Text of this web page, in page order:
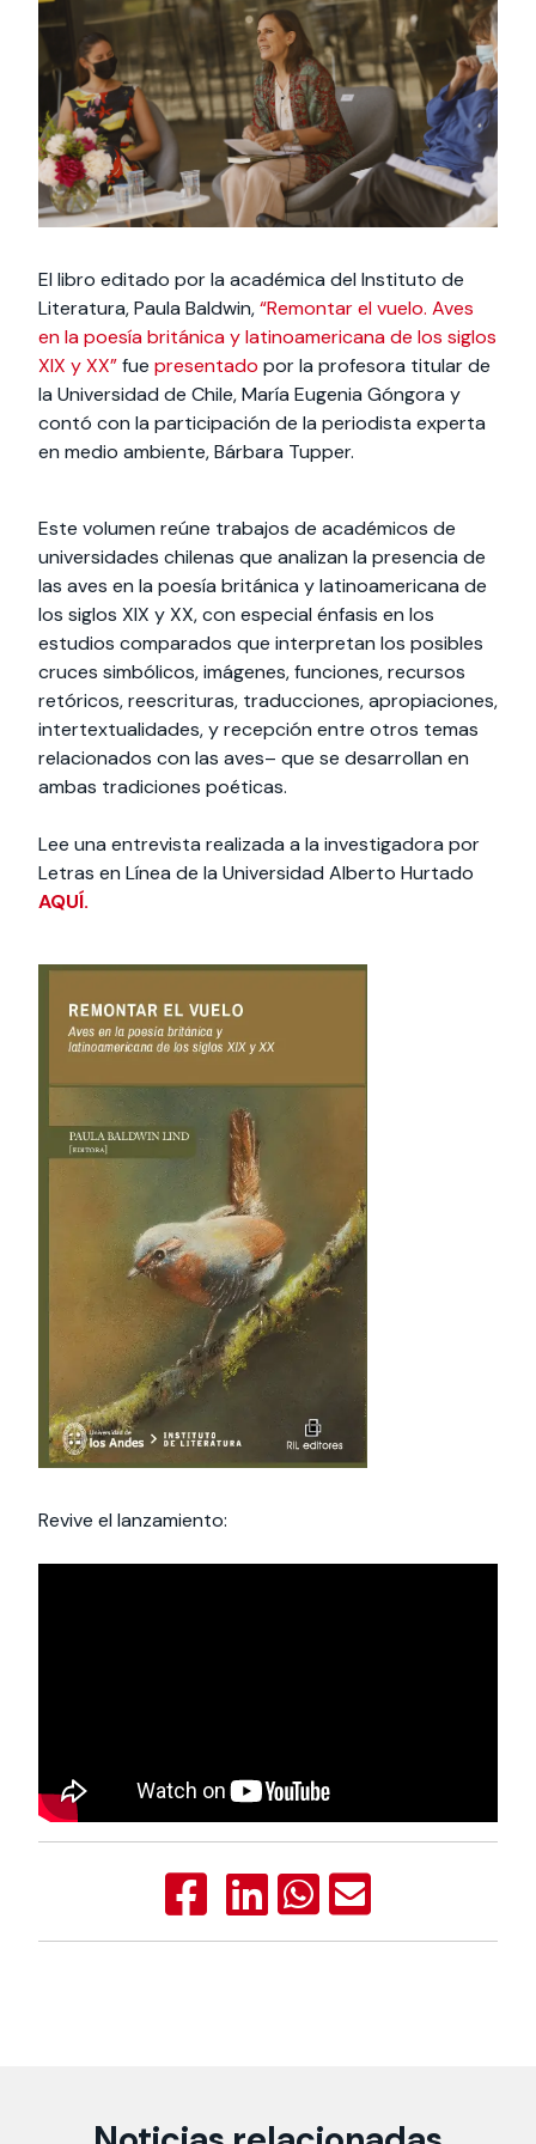
cursos
Especialidades y
estadías
Te puede
interesar:
International
students
Facultades
interesar:
2025
vinculación con la
sociedad
Extensión Cultural
Te puede interesar: Filantropía y Donaciones
intercambio
Servicios y apoyos
Te puede
interesar:
Explora el campus
Uandes
Noticias
estudiantiles
El libro editado por la académica del Instituto de
Literatura, Paula Baldwin,“Remontar el vuelo. Aves
en la poesía británica y latinoamericana de los siglos
XIX y XX”fue presentado por la profesora titular de
la Universidad de Chile, María Eugenia Góngora y
contó con la participación de la periodista experta
en medio ambiente, Bárbara Tupper.
Este volumen reúne trabajos de académicos de
universidades chilenas que analizan la presencia de
las aves en la poesía británica y latinoamericana de
los siglos XIX y XX, con especial énfasis en los
estudios comparados que interpretan los posibles
cruces simbólicos, imágenes, funciones, recursos
retóricos, reescrituras, traducciones, apropiaciones,
intertextualidades, y recepción entre otros temas
relacionados con las aves– que se desarrollan en
ambas tradiciones poéticas.
Lee una entrevista realizada a la investigadora por
Letras en Línea de la Universidad Alberto Hurtado
AQUÍ.
Revive el lanzamiento: